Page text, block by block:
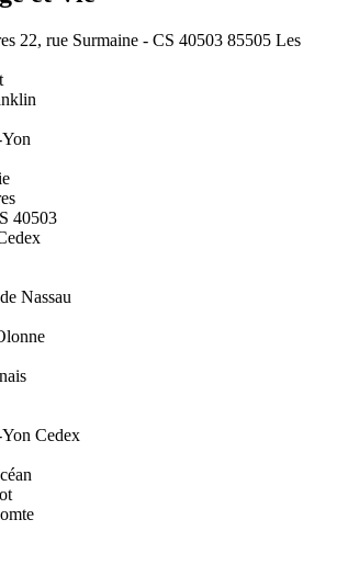
22, rue Surmaine - CS 40503 85505 Les
40503
Nassau
Cedex